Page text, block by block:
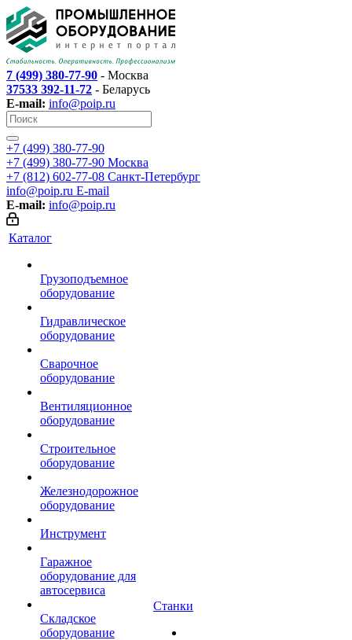
7 (499) 380-77-90 - Москва
37533 392-11-72 - Беларусь
E-mail: info@poip.ru
+7 (499) 380-77-90
+7 (499) 380-77-90 Москва
+7 (812) 602-77-08 Санкт-Петербург
info@poip.ru E-mail
E-mail: info@poip.ru
Каталог
Грузоподъемное
оборудование
Гидравлическое
оборудование
Сварочное
оборудование
Вентиляционное
оборудование
Строительное
оборудование
Железнодорожное
оборудование
Инструмент
Гаражное
оборудование для
автосервиса
Складское
оборудование
Станки